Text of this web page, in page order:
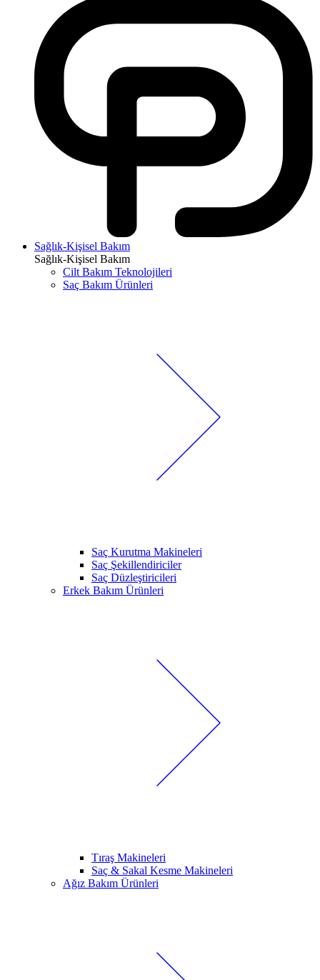
Sağlık-Kişisel Bakım
Sağlık-Kişisel Bakım
Cilt Bakım Teknolojileri
Saç Bakım Ürünleri
Saç Kurutma Makineleri
Saç Şekillendiriciler
Saç Düzleştiricileri
Erkek Bakım Ürünleri
Tıraş Makineleri
Saç & Sakal Kesme Makineleri
Ağız Bakım Ürünleri